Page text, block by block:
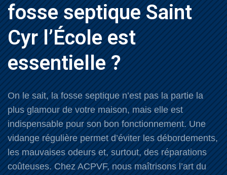
fosse septique Saint
Cyr l’École est
essentielle ?
On le sait, la fosse septique n’est pas la partie la
plus glamour de votre maison, mais elle est
indispensable pour son bon fonctionnement. Une
vidange régulière permet d’éviter les débordements,
les mauvaises odeurs et, surtout, des réparations
coûteuses. Chez ACPVF, nous maîtrisons l’art du